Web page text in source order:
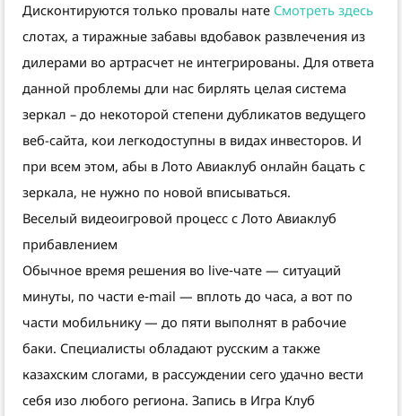
Дисконтируются только провалы нате Смотреть здесь
слотах, а тиражные забавы вдобавок развлечения из
дилерами во артрасчет не интегрированы. Для ответа
данной проблемы дли нас бирлять целая система
зеркал – до некоторой степени дубликатов ведущего
веб-сайта, кои легкодоступны в видах инвесторов. И
при всем этом, абы в Лото Авиаклуб онлайн бацать с
зеркала, не нужно по новой вписываться.
Веселый видеоигровой процесс с Лото Авиаклуб
прибавлением
Обычное время решения во live‑чате — ситуаций
минуты, по части e‑mail — вплоть до часа, а вот по
части мобильнику — до пяти выполнят в рабочие
баки. Специалисты обладают русским а также
казахским слогами, в рассуждении сего удачно вести
себя изо любого региона. Запись в Игра Клуб